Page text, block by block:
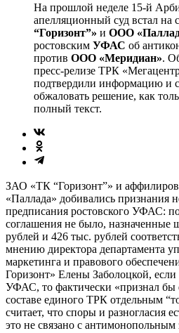
На прошлой неделе 15-й
апелляционный суд встал на
“Горизонт”» и ООО
ростовским УФАС об
против ООО «Меридиан».
пресс-релизе ТРК
подтвердили информацию и
обжаловать решение, как
полный текст.
ЗАО «ТК “Горизонт”» и
«Паллада» добивались признания
предписания ростовского УФАС:
соглашения не было, назначенные
рублей и 426 тыс. рублей
мнению директора департамента
маркетинга и правового
Горизонт» Елены Заболоцкой,
УФАС, то фактически «признал бы
составе единого ТРК отдельным
считает, что споры и разногласия
это не связано с